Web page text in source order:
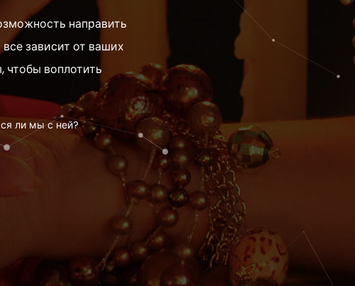
направить
зависит от ваших
чтобы воплотить
ли мы с ней?